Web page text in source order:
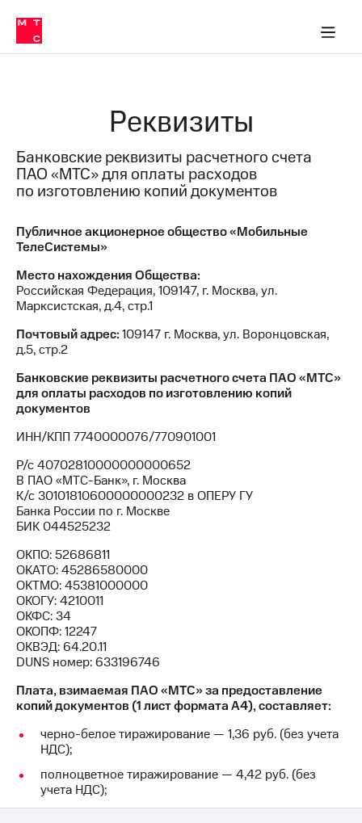
Медиа-центр
и акционерам
Устойчивое развитие
Комплаенс и деловая этика
компании
Карьера
История
компании
Правовая
Контакты
Медиа-центр
Пресс-
МТС
о технологиях
Достижения
Интервью
Финансовая
отчетность
Новости
в
регионе
и акционерам
Корпоративное
управление
Корпоративный
секретарь
Раскрытие
информации
Информация
акционерам
Документы
ПАО
релизы
МТС
Реквизиты
Банковские реквизиты расчетного счета
ПАО «МТС» для оплаты расходов
по изготовлению копий документов
Публичное акционерное общество «Мобильные
ТелеСистемы»
Место нахождения Общества:
Российская Федерация, 109147, г. Москва, ул.
Марксистская, д.4, стр.1
Почтовый адрес:109147 г. Москва, ул. Воронцовская,
д.5, стр.2
Банковские реквизиты расчетного счета ПАО «МТС»
для оплаты расходов по изготовлению копий
документов
ИНН/КПП 7740000076/770901001
Р/с 40702810000000000652
В ПАО «МТС-Банк», г. Москва
К/с 30101810600000000232 в ОПЕРУ ГУ
Банка России по г. Москве
БИК 044525232
ОКПО: 52686811
ОКАТО: 45286580000
ОКТМО: 45381000000
ОКОГУ: 4210011
ОКФС: 34
ОКОПФ: 12247
ОКВЭД: 64.20.11
DUNS номер: 633196746
Плата, взимаемая ПАО «МТС» за предоставление
копий документов (1 лист формата А4), составляет:
черно-белое тиражирование — 1,36 руб. (без учета
НДС);
полноцветное тиражирование — 4,42 руб. (без
учета НДС);